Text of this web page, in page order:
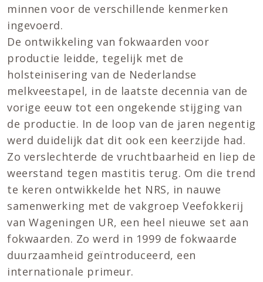
minnen voor de verschillende kenmerken
ingevoerd.
De ontwikkeling van fokwaarden voor
productie leidde, tegelijk met de
holsteinisering van de Nederlandse
melkveestapel, in de laatste decennia van de
vorige eeuw tot een ongekende stijging van
de productie. In de loop van de jaren negentig
werd duidelijk dat dit ook een keerzijde had.
Zo verslechterde de vruchtbaarheid en liep de
weerstand tegen mastitis terug. Om die trend
te keren ontwikkelde het NRS, in nauwe
samenwerking met de vakgroep Veefokkerij
van Wageningen UR, een heel nieuwe set aan
fokwaarden. Zo werd in 1999 de fokwaarde
duurzaamheid geïntroduceerd, een
internationale primeur.